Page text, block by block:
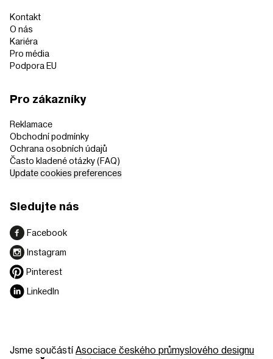
Kontakt
O nás
Kariéra
Pro média
Podpora EU
Pro zákazníky
Reklamace
Obchodní podmínky
Ochrana osobních údajů
Často kladené otázky (FAQ)
Update cookies preferences
Sledujte nás
Facebook
Instagram
Pinterest
LinkedIn
Jsme součástíAsociace českého průmyslového designu